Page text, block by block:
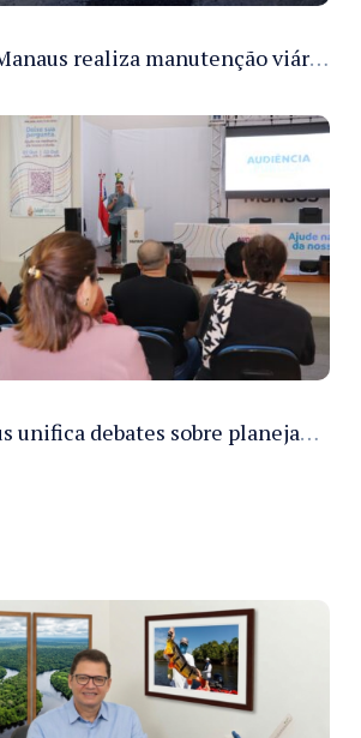
Prefeitura de Manaus realiza manutenção viária e recupera pavimento na rua Almir Pedreiras em Petrópolis
Planeja Manaus unifica debates sobre planejamento público, orçamento e serviços nos dias 16 e 17 de setembro